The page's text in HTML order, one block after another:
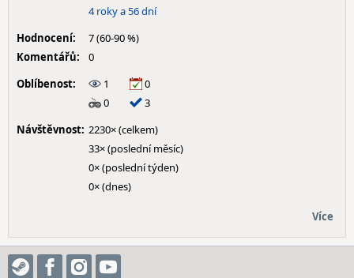
4 roky a 56 dní
Hodnocení:
7 (60-90 %)
Komentářů:
0
Oblíbenost:
1
0
0
3
Návštěvnost: 2230× (celkem)
33× (poslední měsíc)
0× (poslední týden)
0× (dnes)
Více